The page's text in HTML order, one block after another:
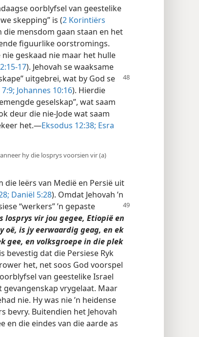
oorblyfsel van geestelike
skepping” is (2 Korintiërs
die mensdom gaan staan en het
figuurlike oorstromings.
geskaad nie maar het hulle
17). Jehovah se waaksame
uitgebrei, wat by God se
Johannes 10:16). Hierdie
geselskap”, wat saam
deur die nie-Jode wat saam
het.—Eksodus 12:38; Esra
hy die losprys voorsien vir (a)
die leërs van Medië en Persië uit
Daniël 5:28). Omdat Jehovah ’n
“werkers” ’n gepaste
losprys vir jou gegee, Etiopië en
oë, is jy eerwaardig geag, en ek
gee, en volksgroepe in die plek
bevestig dat die Persiese Ryk
het, net soos God voorspel
van geestelike Israel
gevangenskap vrygelaat. Maar
nie. Hy was nie ’n heidense
bevry. Buitendien het Jehovah
en die eindes van die aarde as